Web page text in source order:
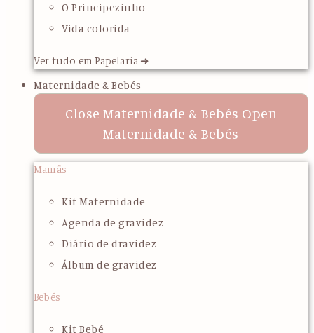
O Principezinho
Vida colorida
Ver tudo em Papelaria ➜
Maternidade & Bebés
Close Maternidade & Bebés Open
Maternidade & Bebés
Mamãs
Kit Maternidade
Agenda de gravidez
Diário de dravidez
Álbum de gravidez
Bebés
Kit Bebé